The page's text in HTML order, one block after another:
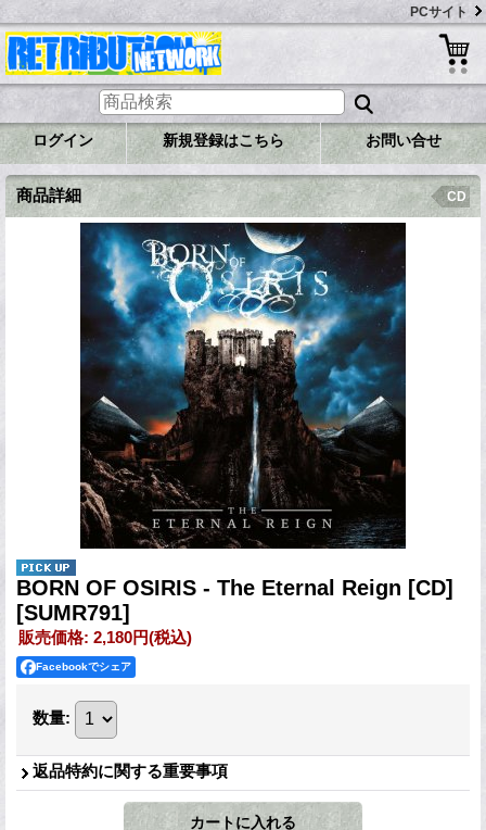
PCサイト
ログイン 新規登録はこちら お問い合せ
商品詳細 CD
BORN OF OSIRIS - The Eternal Reign [CD]
[SUMR791]
販売価格: 2,180円(税込)
Facebookでシェア
数量:
返品特約に関する重要事項